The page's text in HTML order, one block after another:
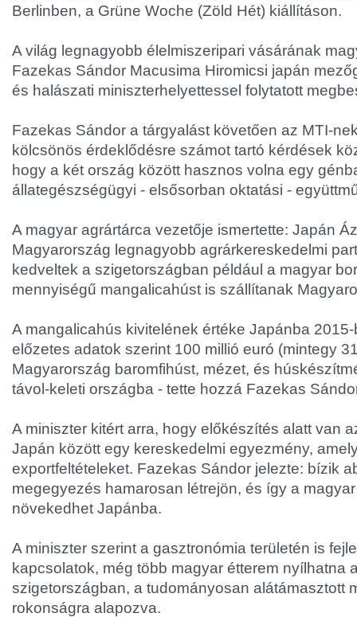
Berlinben, a Grüne Woche (Zöld Hét) kiállításon.
A világ legnagyobb élelmiszeripari vásárának
Fazekas Sándor Macusima Hiromicsi japán
és halászati miniszterhelyettessel folytatott
Fazekas Sándor a tárgyalást követően az MTI-
kölcsönös érdeklődésre számot tartó kérdések
hogy a két ország között hasznos volna egy
állategészségügyi - elsősorban oktatási -
A magyar agrártárca vezetője ismertette: Japán
Magyarország legnagyobb agrárkereskedelmi
kedveltek a szigetországban például a magyar
mennyiségű mangalicahúst is szállítanak
A mangalicahús kivitelének értéke Japánba
előzetes adatok szerint 100 millió euró (mintegy
Magyarország baromfihúst, mézet, és
távol-keleti országba - tette hozzá Fazekas
A miniszter kitért arra, hogy előkészítés alatt van
Japán között egy kereskedelmi egyezmény,
exportfeltételeket. Fazekas Sándor jelezte: bízik
megegyezés hamarosan létrejön, és így a
növekedhet Japánba.
A miniszter szerint a gasztronómia területén is
kapcsolatok, még több magyar étterem nyílhatna
szigetországban, a tudományosan alátámasztott
rokonságra alapozva.